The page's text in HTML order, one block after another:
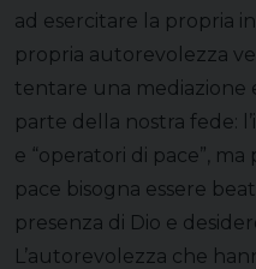
ad esercitare la propria
propria autorevolezza
tentare una mediazione
parte della nostra fede:
e “operatori di pace”,
pace bisogna essere
presenza di Dio e
L’autorevolezza che